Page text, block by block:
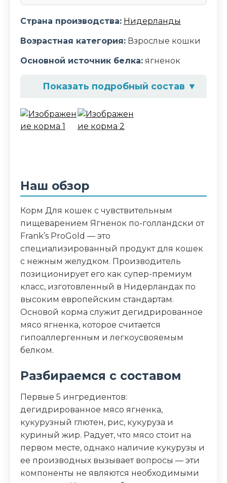
Страна производства: Нидерланды
Возрастная категория: Взрослые кошки
Основной источник белка: ягненок
Показать подробный состав ▼
Состав корма
дегидрированное мясо ягненка,
минералы и витамины,
гидролизованные рачки, рыбий жир,
инулин, лецитин, холина хлорид, таурин
Аналитический состав
белки 32,0%, жиры 18,0%, клетчатка 4,5%,
зола 6,5%, влажность 8,0%, фосфор 1,0%,
кальций 1,4%, натрий 0,45%, магний
0,08%
Дополнительные ингредиенты
таурин, хондроитин, глюкозамин,
Белок (%)
Жир (%) 18
Клетчатка (%) 4.5
Наш обзор
Корм Для кошек с чувствительным
пищеварением Ягненок по-голландски от
Frank’s ProGold — это
специализированный продукт для кошек
с нежным желудком. Производитель
позиционирует его как супер-премиум
класс, изготовленный в Нидерландах по
высоким европейским стандартам.
Основой корма служит дегидрированное
мясо ягненка, которое считается
гипоаллергенным и легкоусвояемым
белком.
Разбираемся с составом
Первые 5 ингредиентов:
дегидрированное мясо ягненка,
кукурузный глютен, рис, кукуруза и
куриный жир. Радует, что мясо стоит на
первом месте, однако наличие кукурузы и
ее производных вызывает вопросы — эти
компоненты не являются необходимыми